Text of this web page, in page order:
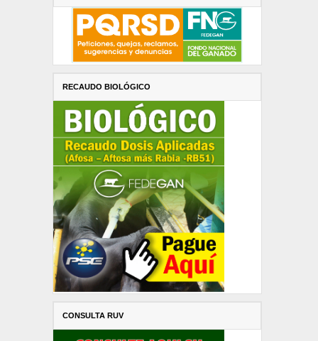
RECAUDO BIOLÓGICO
CONSULTA RUV